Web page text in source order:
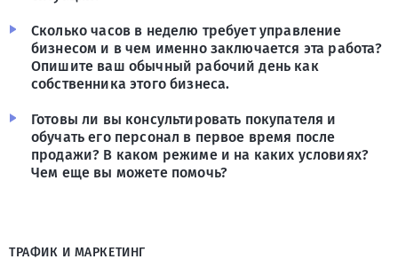
Сколько часов в неделю требует управление
бизнесом и в чем именно заключается эта работа?
Опишите ваш обычный рабочий день как
собственника этого бизнеса.
Готовы ли вы консультировать покупателя и
обучать его персонал в первое время после
продажи? В каком режиме и на каких условиях?
Чем еще вы можете помочь?
ТРАФИК И МАРКЕТИНГ